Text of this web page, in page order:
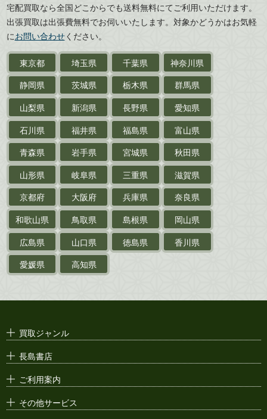
武道書・武術書
近代文学・
サイン色紙
作家草稿・原稿・肉筆物
探偵小説・推理小説
乗物
鉄道・
電車・バス
戦前・戦中の紙物・資料
絵葉書
支那・満洲・朝鮮・
台湾関係古資料
ポスター・チラシ・
徳島県
香川県
愛媛県
宅配買取なら全国どこからでも送料無料にてご利用いただけます。
出張買取は出張費無料でお伺いいたします。対象かどうかはお気軽
にお問い合わせください。
東京都 埼玉県 千葉県
神奈川県
静岡県
茨城県 栃木県
群馬県
山梨県
新潟県 長野県
愛知県
石川県
福井県 福島県
富山県
青森県
岩手県 宮城県
秋田県
山形県
岐阜県 三重県
滋賀県
京都府
大阪府 兵庫県
奈良県
和歌山県
鳥取県 島根県
岡山県
広島県
山口県 徳島県
香川県
愛媛県
高知県
買取ジャンル
長島書店
ご利用案内
その他サービス